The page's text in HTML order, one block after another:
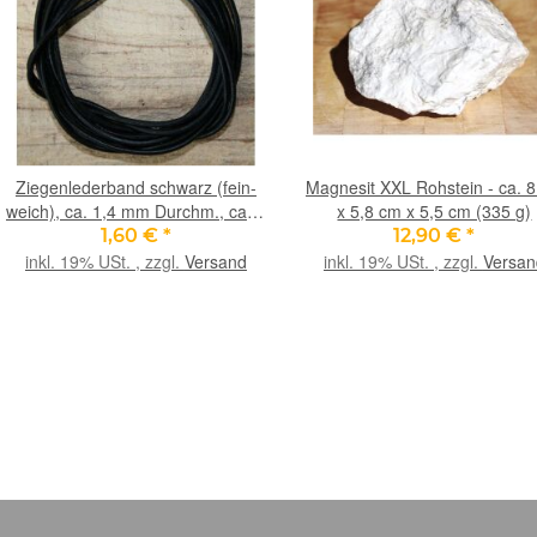
Ziegenlederband schwarz (fein-
weich), ca. 1,4 mm Durchm., ca. 1
m lang
1,60 € *
inkl. 19% USt. , zzgl. Versand
Magnesit XXL Rohstein - ca.
x 5,8 cm x 5,5 cm (335 g)
12,90 €*
inkl. 19% USt. , zzgl.